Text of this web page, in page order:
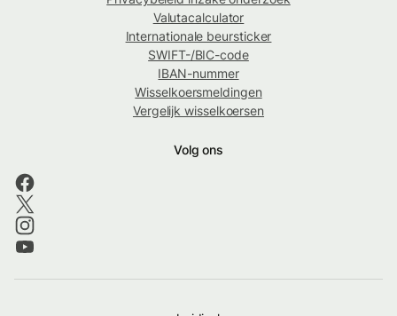
Valutacalculator
Internationale beursticker
SWIFT-/BIC-code
IBAN-nummer
Wisselkoersmeldingen
Vergelijk wisselkoersen
Volg ons